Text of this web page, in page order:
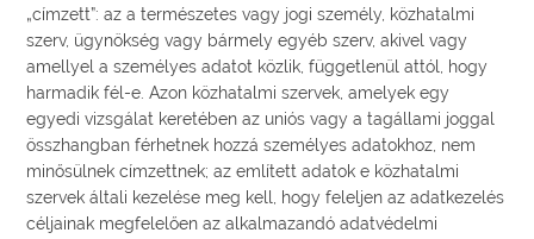
„címzett”: az a természetes vagy jogi személy, közhatalmi
szerv, ügynökség vagy bármely egyéb szerv, akivel vagy
amellyel a személyes adatot közlik, függetlenül attól, hogy
harmadik fél-e. Azon közhatalmi szervek, amelyek egy
egyedi vizsgálat keretében az uniós vagy a tagállami joggal
összhangban férhetnek hozzá személyes adatokhoz, nem
minősülnek címzettnek; az említett adatok e közhatalmi
szervek általi kezelése meg kell, hogy feleljen az adatkezelés
céljainak megfelelően az alkalmazandó adatvédelmi